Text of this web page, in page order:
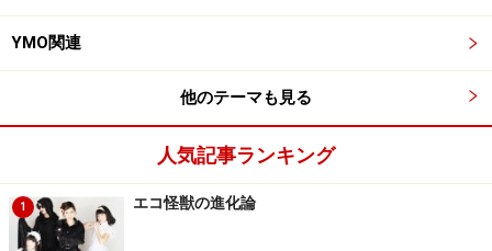
YMO関連
他のテーマも見る
人気記事ランキング
1 エコ怪獣の進化論